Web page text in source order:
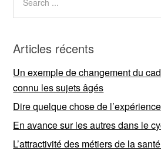
Articles récents
Un exemple de changement du
connu les sujets âgés
Dire quelque chose de
En avance sur les autres dans le
L’attractivité des métiers de la